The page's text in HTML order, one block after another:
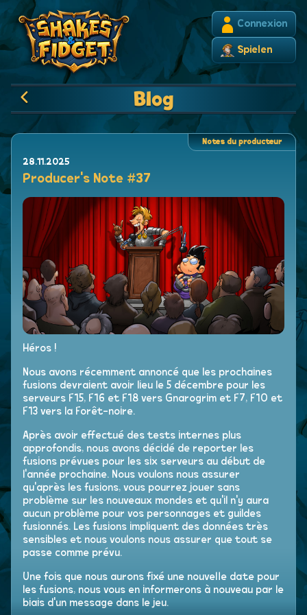
Connexion
Spielen
Blog
28.11.2025
Producer's Note #37
Héros !
Nous avons récemment annoncé que les prochaines
fusions devraient avoir lieu le 5 décembre pour les
serveurs F15, F16 et F18 vers Gnarogrim et F7, F10 et
F13 vers la Forêt-noire.
Après avoir effectué des tests internes plus
approfondis, nous avons décidé de reporter les
fusions prévues pour les six serveurs au début de
l'année prochaine. Nous voulons nous assurer
qu'après les fusions, vous pourrez jouer sans
problème sur les nouveaux mondes et qu'il n'y aura
aucun problème pour vos personnages et guildes
fusionnés. Les fusions impliquent des données très
sensibles et nous voulons nous assurer que tout se
passe comme prévu.
Une fois que nous aurons fixé une nouvelle date pour
les fusions, nous vous en informerons à nouveau par le
biais d'un message dans le jeu.
Notes du producteur